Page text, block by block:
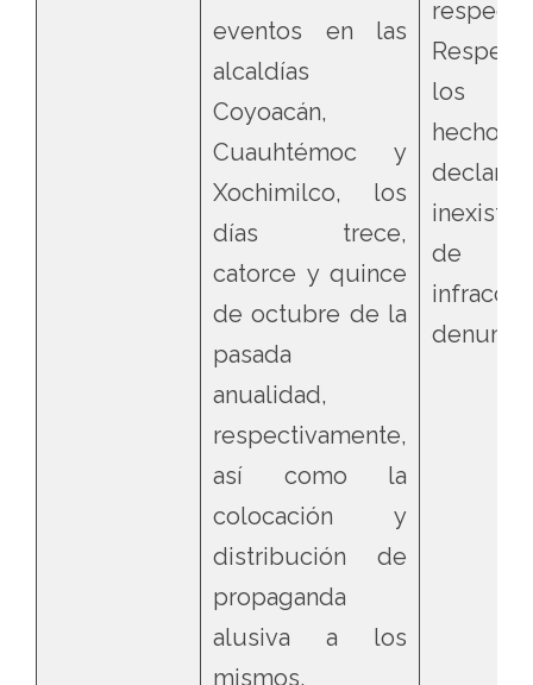
eventos en las
alcaldías
Coyoacán,
Cuauhtémoc y
Xochimilco, los
días trece,
catorce y quince
de octubre de la
pasada
anualidad,
respectivamente,
así como la
colocación y
distribución de
propaganda
alusiva a los
mismos.
los
de